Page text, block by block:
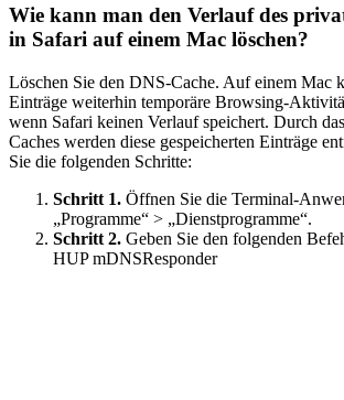
Wie kann man den Verlauf des
in Safari auf einem Mac löschen?
Löschen Sie den DNS-Cache. Auf einem Mac
Einträge weiterhin temporäre Browsing-
wenn Safari keinen Verlauf speichert. Durch
Caches werden diese gespeicherten Einträge
Sie die folgenden Schritte:
Schritt 1. Öffnen Sie die Terminal-
„Programme“ > „Dienstprogramme“.
Schritt 2. Geben Sie den folgenden
HUP mDNSResponder